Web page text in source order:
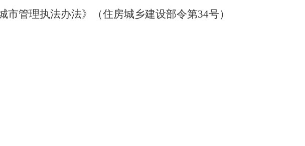
市管理执法办法》（住房城乡建设部令第34号）